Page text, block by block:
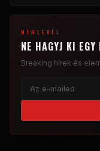
HÍRLEVÉL
NE HAGYJ KI EGY
Breaking hírek és